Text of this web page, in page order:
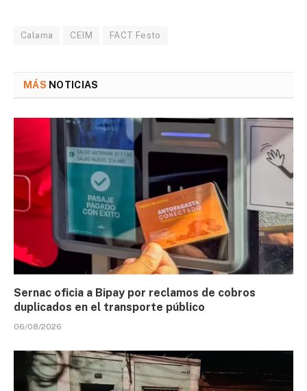
Calama CEIM FACT Festo
MÁS NOTICIAS
Sernac oficia a Bipay por reclamos de cobros
duplicados en el transporte público
06/08/2026